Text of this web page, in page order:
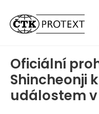
Oficiální
Shincheonji
událostem v